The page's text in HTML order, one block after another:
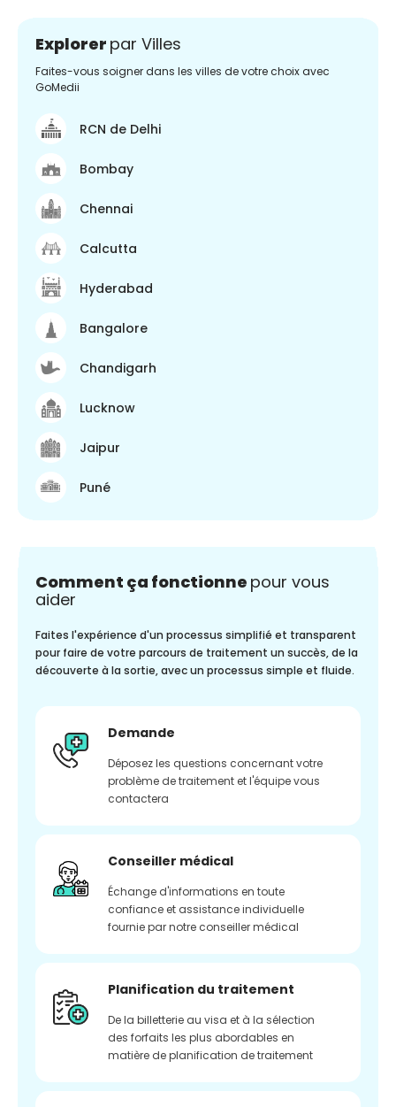
Explorer par Villes
Faites-vous soigner dans les villes de votre choix avec
GoMedii
RCN de Delhi
Bombay
Chennai
Calcutta
Hyderabad
Bangalore
Chandigarh
Lucknow
Jaipur
Puné
Comment ça fonctionne pour vous
aider
Faites l'expérience d'un processus simplifié et transparent
pour faire de votre parcours de traitement un succès, de la
découverte à la sortie, avec un processus simple et fluide.
Demande
Déposez les questions concernant votre
problème de traitement et l'équipe vous
contactera
Conseiller médical
Échange d'informations en toute
confiance et assistance individuelle
fournie par notre conseiller médical
Planification du traitement
De la billetterie au visa et à la sélection
des forfaits les plus abordables en
matière de planification de traitement